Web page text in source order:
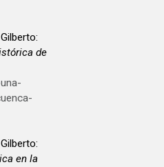
de
en la